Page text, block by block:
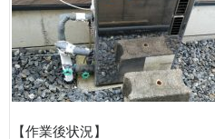
【作業後状況】